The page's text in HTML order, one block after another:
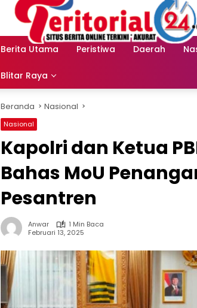
Berita Utama Peristiwa Daerah
Blitar Raya
Beranda Nasional
Nasional
Kapolri dan Ketua
Bahas MoU
Pesantren
Anwar
1 Min Baca
Februari 13, 2025